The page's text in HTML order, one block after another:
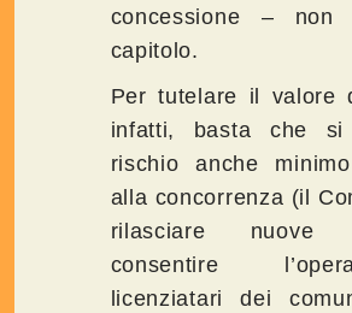
concessione –
capitolo.
Per tutelare il valore
infatti, basta che
rischio anche
alla concorrenza (il
rilasciare
consentire
licenziatari dei